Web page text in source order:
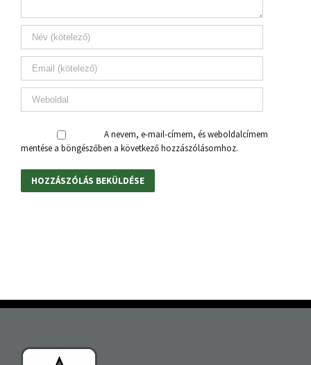
A nevem, e-mail-címem, és weboldalcímem
mentése a böngészőben a következő hozzászólásomhoz.